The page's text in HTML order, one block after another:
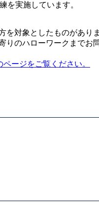
を実施しています。
を対象としたものがあり
りのハローワークまでお
ージをご覧ください。